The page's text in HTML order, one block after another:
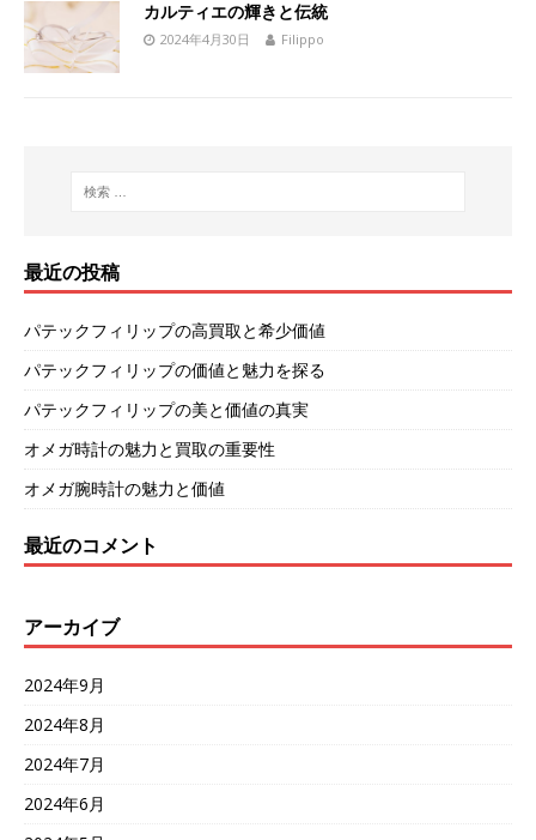
カルティエの輝きと伝統
2024年4月30日 Filippo
最近の投稿
パテックフィリップの高買取と希少価値
パテックフィリップの価値と魅力を探る
パテックフィリップの美と価値の真実
オメガ時計の魅力と買取の重要性
オメガ腕時計の魅力と価値
最近のコメント
アーカイブ
2024年9月
2024年8月
2024年7月
2024年6月